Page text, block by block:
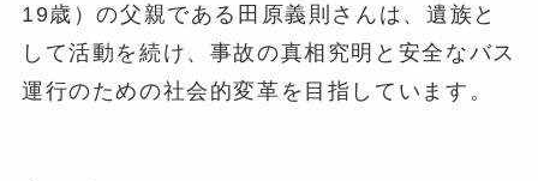
19歳）の父親である田原義則さんは、遺族と
して活動を続け、事故の真相究明と安全なバス
運行のための社会的変革を目指しています​ ​。